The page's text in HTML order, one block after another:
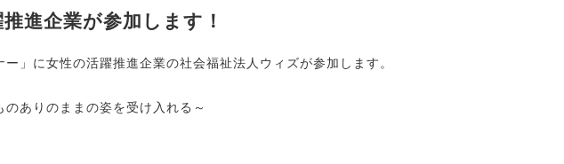
進企業が参加します！
」に女性の活躍推進企業の社会福祉法人ウィズが参加します。
ありのままの姿を受け入れる～